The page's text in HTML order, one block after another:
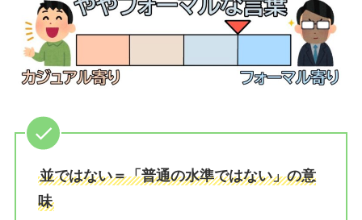
並ではない＝「普通の水準ではない」の意
味